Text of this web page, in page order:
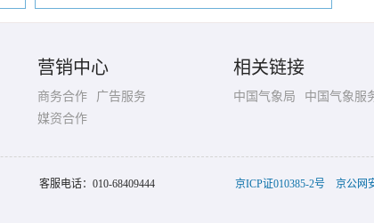
营销中心
商务合作
广告服务
媒资合作
相关链接
中国气象局 中国气象服
客服电话： 010-68409444 京ICP证010385-2号 京公网